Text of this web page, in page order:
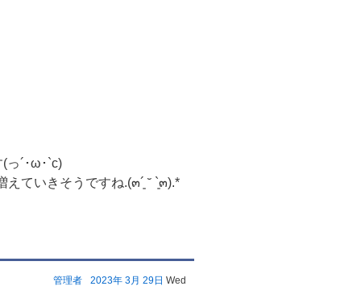
っ´･ω･`c)
えていきそうですね.(๓´͈ ˘ `͈๓).*
2023年 3月 29日 Wed
管理者